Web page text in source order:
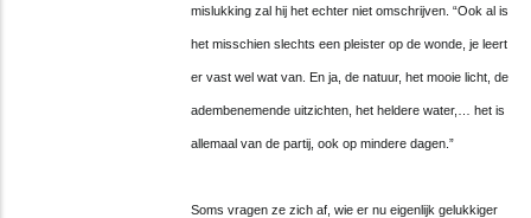
mislukking zal hij het echter niet omschrijven. “Ook al is
het misschien slechts een pleister op de wonde, je leert
er vast wel wat van. En ja, de natuur, het mooie licht, de
adembenemende uitzichten, het heldere water,… het is
allemaal van de partij, ook op mindere dagen.”
Soms vragen ze zich af, wie er nu eigenlijk gelukkiger